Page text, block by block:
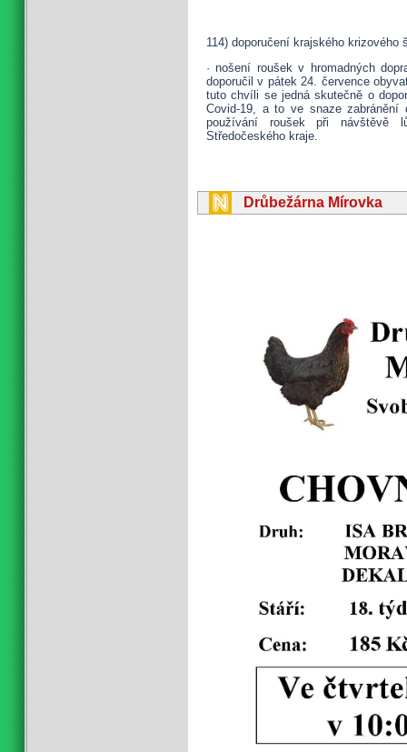
114) doporučení krajského krizového
· nošení roušek v hromadných
doporučil v pátek 24. července
tuto chvíli se jedná skutečně o
Covid-19, a to ve snaze
používání roušek při návštěvě
Středočeského kraje.
Drůbežárna Mírovka